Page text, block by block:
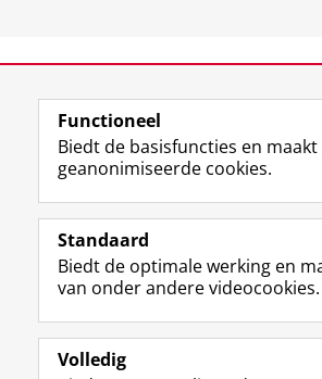
View this page in:English
Volg ons op
L
i
k
e
I
Studiekiezers
Alumni
Functioneel
Biedt de basisfuncties en
geanonimiseerde cookies.
Standaard
Biedt de optimale werking en
van onder andere videocookies.
Volledig